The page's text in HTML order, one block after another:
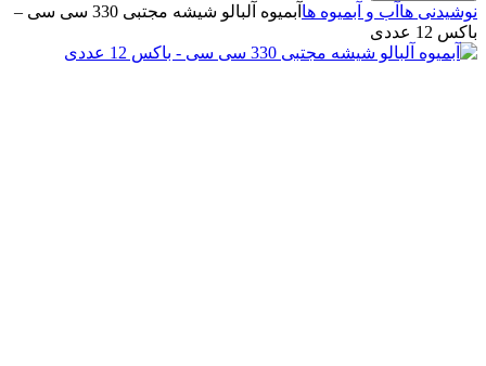
نوشیدنی ها آب و آبمیوه ها
آبمیوه آلبالو شیشه مجتبی 330 سی سی –
باکس 12 عددی